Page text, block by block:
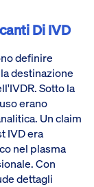
Di IVD
definire
destinazione
Sotto la
erano
Un claim
IVD era
nel plasma
Con
dettagli